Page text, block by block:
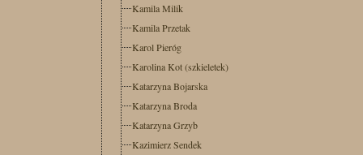
Kamila Milik
Kamila Przetak
Karol Pieróg
Karolina Kot (szkieletek)
Katarzyna Bojarska
Katarzyna Broda
Katarzyna Grzyb
Kazimierz Sendek